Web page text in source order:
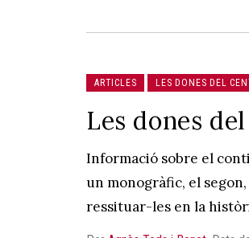
ARTICLES LES DONES DEL
Les dones
Informació sobre el
un monogràfic, el
ressituar-les en la